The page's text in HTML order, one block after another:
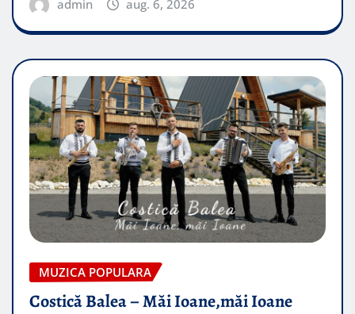
admin aug. 6, 2026
MUZICA POPULARA
Costică Balea – Măi Ioane,măi Ioane